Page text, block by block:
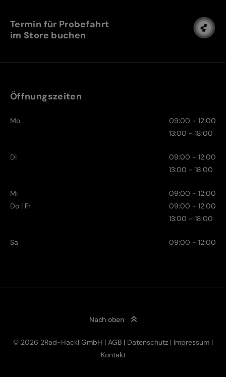
Termin für Probefahrt
im Store buchen
Öffnungszeiten
Mo
09:00 - 12:00
13:00 - 18:00
Di
09:00 - 12:00
13:00 - 18:00
Mi
09:00 - 12:00
Do | Fr
09:00 - 12:00
13:00 - 18:00
Sa 09:00 - 12:00
Nach oben
© 2026 2Rad-Hackl GmbH | AGB | Datenschutz | Impressum |
Kontakt